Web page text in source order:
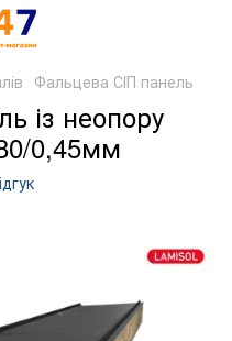
Фальцева СІП панель
із неопору
0,45мм